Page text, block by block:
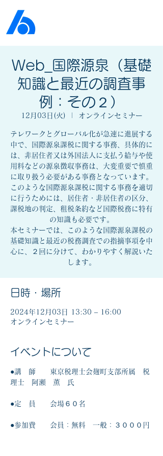
Web_国際源泉（基礎
知識と最近の調査事
例：その２）
12月03日(火) オンラインセミナー
テレワークとグローバル化が急速に進展する
中で、国際源泉課税に関する事務、具体的に
は、非居住者又は外国法人に支払う給与や使
用料などの源泉徴収事務は、大変重要で慎重
に取り扱う必要がある事務となっています。
このような国際源泉課税に関する事務を適切
に行うためには、居住者・非居住者の区分、
課税地の判定、租税条約など国際税務に特有
の知識も必要です。
本セミナーでは、このような国際源泉課税の
基礎知識と最近の税務調査での指摘事項を中
心に、２回に分けて、わかりやすく解説いた
します。
日時・場所
2024年12月03日 13:30 – 16:00
オンラインセミナー
イベントについて
●講　師　　東京税理士会麹町支部所属　税
理士　阿瀬　薫　氏
●定　員　　会場６０名
●参加費　　会員：無料　一般：３０００円